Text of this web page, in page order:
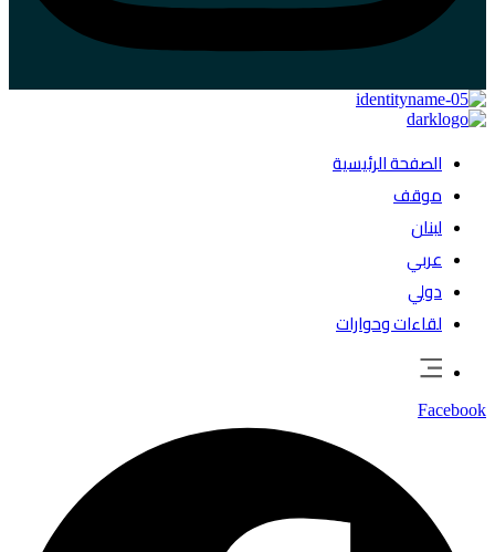
الصفحة الرئيسية
موقف
لبنان
عربي
دولي
لقاءات وحوارات
Facebook